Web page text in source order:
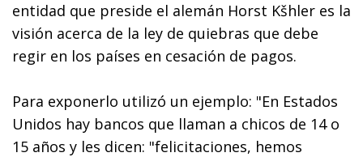
entidad que preside el alemán Horst Kšhler es la
visión acerca de la ley de quiebras que debe
regir en los países en cesación de pagos.
Para exponerlo utilizó un ejemplo: "En Estados
Unidos hay bancos que llaman a chicos de 14 o
15 años y les dicen: "felicitaciones, hemos